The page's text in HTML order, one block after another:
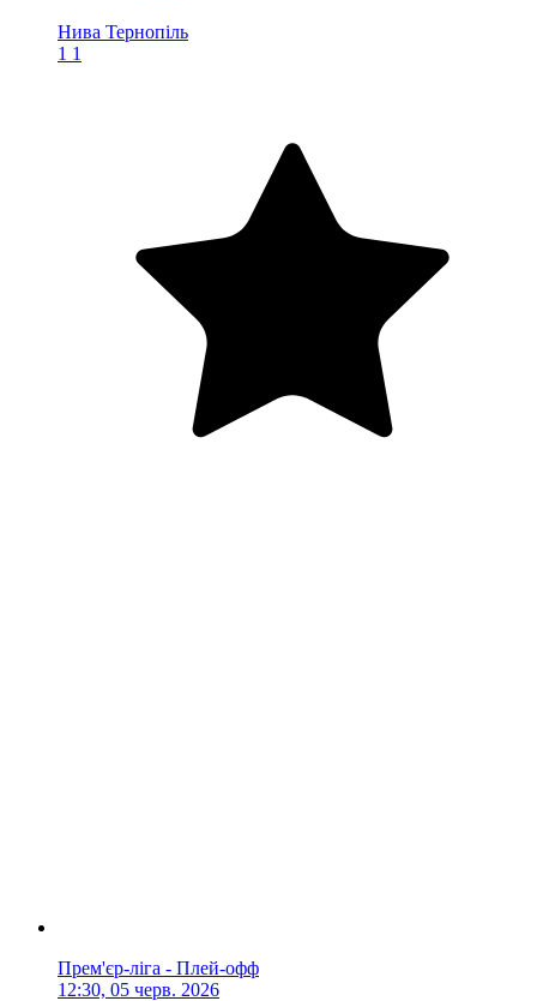
Нива Тернопіль
1 1
Прем'єр-ліга - Плей-офф
12:30, 05 черв. 2026